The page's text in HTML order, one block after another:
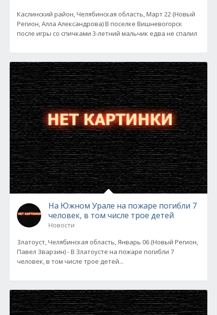
Каслинский район, Челябинская область, Март 22 (Новый
Регион, Алла Александрова) В поселке Вишневогорск
после игры со спичками 3-летний мальчик едва не спалил
На Южном Урале на пожаре погибли 7
человек, в том числе трое детей
Новости
Златоуст, Челябинская область, Январь 06 (Новый Регион,
Павел Зварзин) - В Златоусте на пожаре погибли 7
человек, в том числе трое детей...